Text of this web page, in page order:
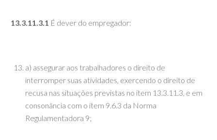
13.3.11.3.1 É dever do empregador:
a) assegurar aos trabalhadores o direito de
interromper suas atividades, exercendo o direito de
recusa nas situações previstas no item 13.3.11.3, e em
consonância com o item 9.6.3 da Norma
Regulamentadora 9;